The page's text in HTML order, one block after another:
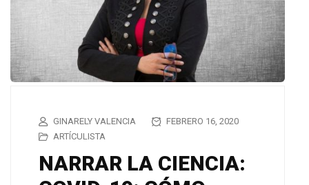
GINARELY VALENCIA
FEBRERO 16, 2020
ARTÍCULISTA
NARRAR LA CIENCIA: